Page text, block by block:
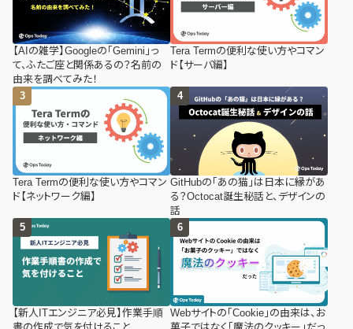
【AIの雑学】Googleの「Gemini」っ
て、ふたご座と関係あるの？名前の
由来を調べてみた！
Tera Termの便利な使い方やコマン
ド【サーバ編】
Tera Termの便利な使い方やコマン
ド【ネットワーク編】
GitHubの「あの猫」は日本に縁があ
る？Octocat誕生秘話と、デザインの
話
【新人ITエンジニア必見】作業手順 Webサイトの「Cookie」の由来は、お